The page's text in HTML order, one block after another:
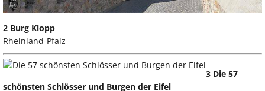
2 Burg Klopp
Rheinland-Pfalz
3 Die 57
schönsten Schlösser und Burgen der Eifel